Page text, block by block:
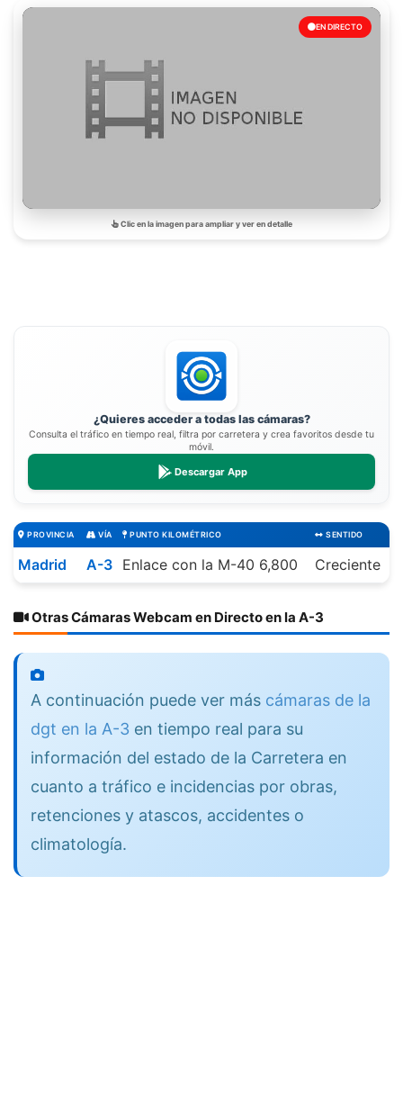
EN DIRECTO
Clic en la imagen para ampliar y ver en detalle
¿Quieres acceder a todas las cámaras?
Consulta el tráfico en tiempo real, filtra por carretera y crea favoritos desde tu
móvil.
Descargar App
PROVINCIA VÍA PUNTO KILOMÉTRICO SENTIDO
Madrid A-3 Enlace con la M-40 6,800 Creciente
Otras Cámaras Webcam en Directo en la A-3
A continuación puede ver más cámaras de la
dgt en la A-3 en tiempo real para su
información del estado de la Carretera en
cuanto a tráfico e incidencias por obras,
retenciones y atascos, accidentes o
climatología.